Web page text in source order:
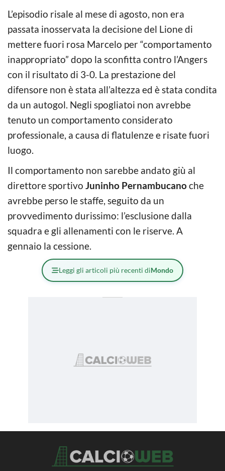
L’episodio risale al mese di agosto, non era
passata inosservata la decisione del Lione di
mettere fuori rosa Marcelo per “comportamento
inappropriato” dopo la sconfitta contro l’Angers
con il risultato di 3-0. La prestazione del
difensore non è stata all’altezza ed è stata condita
da un autogol. Negli spogliatoi non avrebbe
tenuto un comportamento considerato
professionale, a causa di flatulenze e risate fuori
luogo.
Il comportamento non sarebbe andato giù al
direttore sportivo Juninho Pernambucanoche
avrebbe perso le staffe, seguito da un
provvedimento durissimo: l’esclusione dalla
squadra e gli allenamenti con le riserve. A
gennaio la cessione.
Leggi gli articoli più recenti diMondo